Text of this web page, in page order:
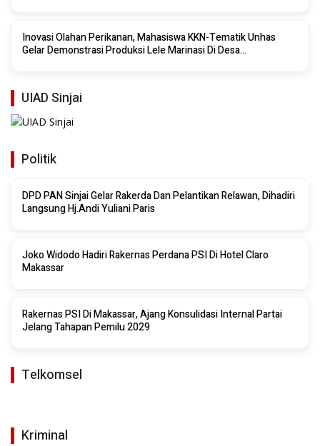
Inovasi Olahan Perikanan, Mahasiswa KKN-Tematik Unhas
Gelar Demonstrasi Produksi Lele Marinasi Di Desa
UIAD Sinjai
Politik
DPD PAN Sinjai Gelar Rakerda Dan Pelantikan Relawan, Dihadiri
Langsung Hj.Andi Yuliani Paris
Joko Widodo Hadiri Rakernas Perdana PSI Di Hotel Claro
Makassar
Rakernas PSI Di Makassar, Ajang Konsulidasi Internal Partai
Jelang Tahapan Pemilu 2029
Telkomsel
Kriminal